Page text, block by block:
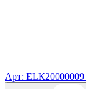
Арт: ЕLК20000009